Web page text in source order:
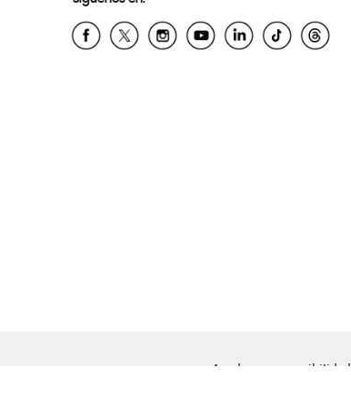
Ayuda para accesibilidad